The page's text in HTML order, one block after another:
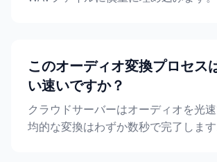
このオーディオ変換プロセス
い速いですか？
クラウドサーバーはオーディオを光
均的な変換はわずか数秒で完了します